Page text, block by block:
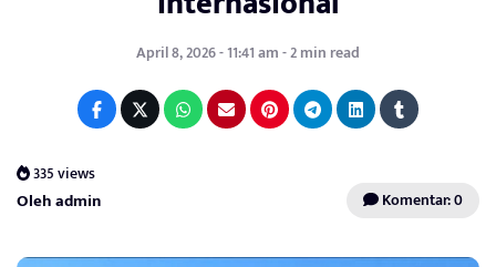
April 8, 2026 - 11:41 am - 2 min read
335 views
Oleh admin Komentar: 0